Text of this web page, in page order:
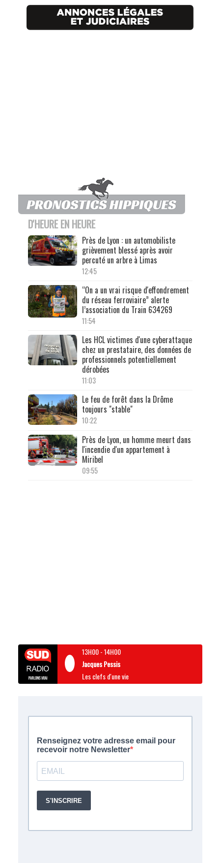
D'HEURE EN HEURE
Près de Lyon : un automobiliste
grièvement blessé après avoir
percuté un arbre à Limas
12:45
“On a un vrai risque d'effondrement
du réseau ferroviaire” alerte
l’association du Train 634269
11:54
Les HCL victimes d'une cyberattaque
chez un prestataire, des données de
professionnels potentiellement
dérobées
11:03
Le feu de forêt dans la Drôme
toujours "stable"
10:22
Près de Lyon, un homme meurt dans
l'incendie d'un appartement à
Miribel
09:55
13H00-14H00
Jacques Pessis
Les clefs d'une vie